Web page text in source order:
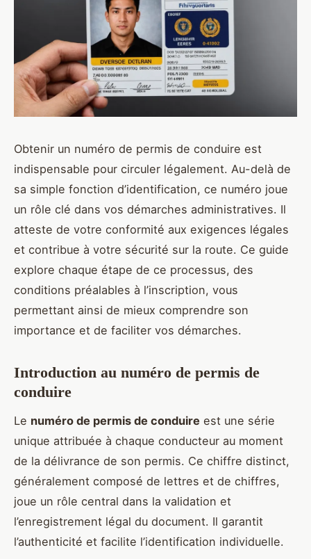
Obtenir un numéro de permis de conduire est
indispensable pour circuler légalement. Au-delà de
sa simple fonction d’identification, ce numéro joue
un rôle clé dans vos démarches administratives. Il
atteste de votre conformité aux exigences légales
et contribue à votre sécurité sur la route. Ce guide
explore chaque étape de ce processus, des
conditions préalables à l’inscription, vous
permettant ainsi de mieux comprendre son
importance et de faciliter vos démarches.
Introduction au numéro de permis de
conduire
Le numéro de permis de conduire est une série
unique attribuée à chaque conducteur au moment
de la délivrance de son permis. Ce chiffre distinct,
généralement composé de lettres et de chiffres,
joue un rôle central dans la validation et
l’enregistrement légal du document. Il garantit
l’authenticité et facilite l’identification individuelle.